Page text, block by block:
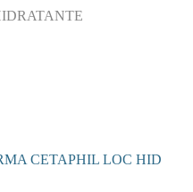
CETAPHIL LOC HID